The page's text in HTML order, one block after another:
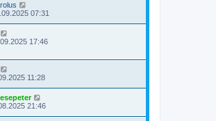
07:31
17:46
11:28
21:46